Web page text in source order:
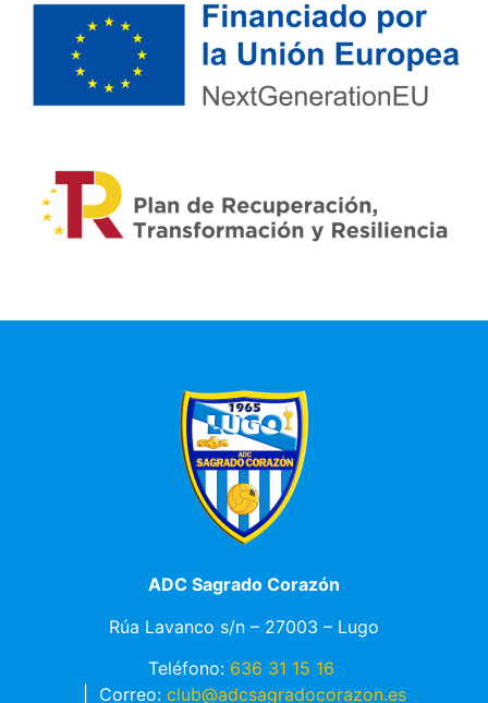
ADC Sagrado Corazón
Rúa Lavanco s/n – 27003 – Lugo
Teléfono: 636 31 15 16
Correo: club@adcsagradocorazon.es